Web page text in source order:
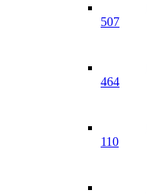
507
464
110